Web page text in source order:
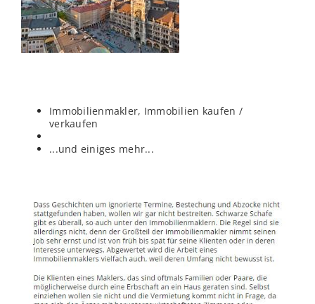
Immobilienmakler, Immobilien kaufen /
verkaufen
...und einiges mehr...